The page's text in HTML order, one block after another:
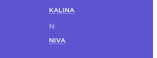
KALINA
N
NIVA